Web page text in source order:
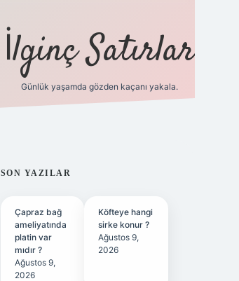
İlginç Satırlar
Günlük yaşamda gözden kaçanı yakala.
SIDEBAR
SON YAZILAR
Çapraz bağ
ameliyatında
platin var
mıdır ?
Ağustos 9,
2026
Köfteye hangi
sirke konur ?
Ağustos 9,
2026